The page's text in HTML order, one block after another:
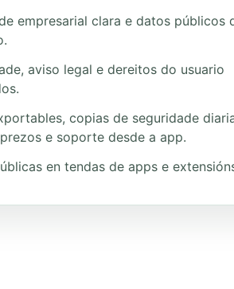
empresarial clara e datos públicos
aviso legal e dereitos do usuario
copias de seguridade
e soporte desde a app.
en tendas de apps e